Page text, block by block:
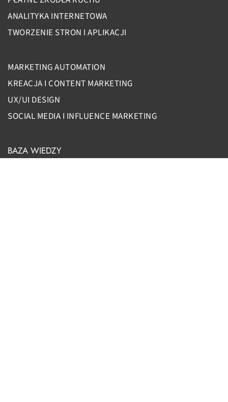
ANALITYKA INTERNETOWA
TWORZENIE STRON I APLIKACJI
MARKETING AUTOMATION
KREACJA I CONTENT MARKETING
UX/UI DESIGN
SOCIAL MEDIA I INFLUENCE MARKETING
BAZA WIEDZY